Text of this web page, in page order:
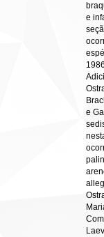
e
e